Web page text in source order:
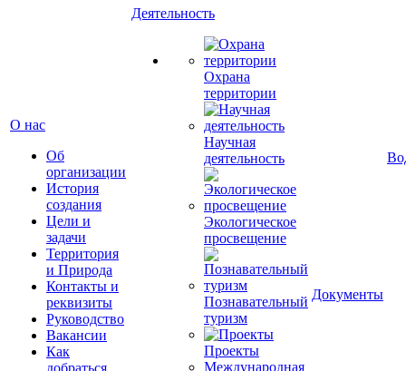
О нас
Об
организации
История
создания
Цели и
задачи
Территория
и Природа
Контакты и
реквизиты
Руководство
Вакансии
Как
добраться
Деятельность
Охрана
территории
Научная
деятельность
Экологическое
просвещение
Познавательный
туризм
Проекты
Международная
Документы